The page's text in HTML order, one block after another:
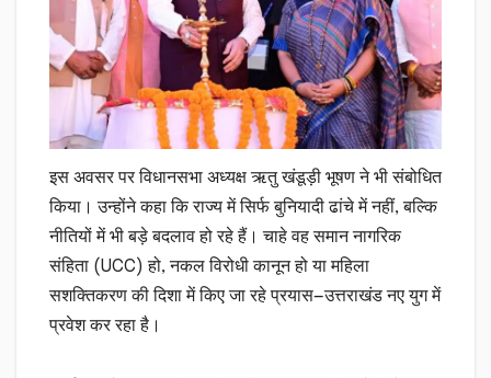
इस अवसर पर विधानसभा अध्यक्ष ऋतु खंडूड़ी भूषण ने भी संबोधित
किया। उन्होंने कहा कि राज्य में सिर्फ बुनियादी ढांचे में नहीं, बल्कि
नीतियों में भी बड़े बदलाव हो रहे हैं। चाहे वह समान नागरिक
संहिता (UCC) हो, नकल विरोधी कानून हो या महिला
सशक्तिकरण की दिशा में किए जा रहे प्रयास—उत्तराखंड नए युग में
प्रवेश कर रहा है।